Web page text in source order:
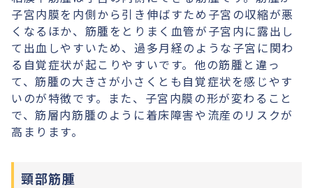
子宮内膜を内側から引き伸ばすため子宮の収縮が悪
くなるほか、筋腫をとりまく血管が子宮内に露出し
て出血しやすいため、過多月経のような子宮に関わ
る自覚症状が起こりやすいです。他の筋腫と違っ
て、筋腫の大きさが小さくとも自覚症状を感じやす
いのが特徴です。また、子宮内膜の形が変わること
で、筋層内筋腫のように着床障害や流産のリスクが
高まります。
頸部筋腫